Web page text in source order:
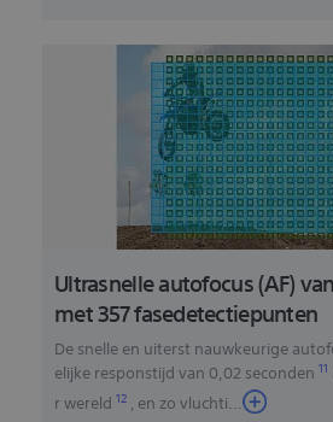
Ultrasnelle autofocus (AF)
met 357 fasedetectiepunten
De snelle en uiterst nauwkeurige
elijke responstijd van 0,02 seconden11
r wereld12, en zo vluchti...